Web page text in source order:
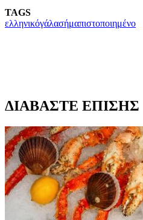
TAGS
ελληνικόγάλασήμαπιστοποιημένο
ΔΙΑΒΑΣΤΕ ΕΠΙΣΗΣ